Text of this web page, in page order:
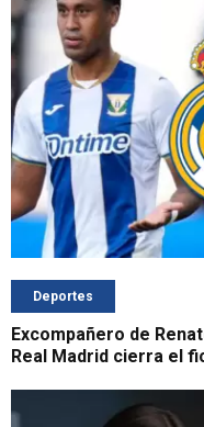
Deportes
Excompañero de
Real Madrid cierra el